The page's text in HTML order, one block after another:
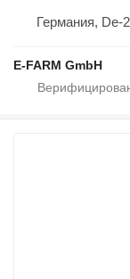
Германия, De-
E-FARM GmbH